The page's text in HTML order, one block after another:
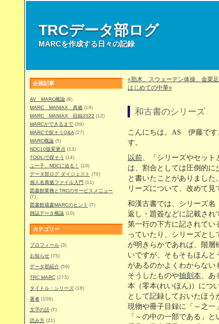
TRCデータ部ログ
MARCを作成する日々の記録
企画記事
AV MARC概論 (8)
MARC MANIAX 典拠 (16)
MARC MANIAX 目録2022 (12)
MARCができるまで (39)
MARCで探そうQ&A (27)
MARC概論 (5)
NDC10版変更点 (13)
TOOLiで探そう (14)
ぶー子、NDCに迫る！
(10)
データ部ログ ダイジェスト (70)
個人名典拠ファイル入門 (11)
図書館業務とTRCのサービスメニュー
(7)
図書館蔵書MARCのヒント (7)
雑誌データ概論 (10)
カテゴリー
プロフィール (3)
お知らせ (75)
データ部紹介 (59)
TRC MARC (273)
タイトル・シリーズ (18)
著者 (106)
文字の話 (7)
読み方 (21)
«肋木、スウェーデン体操、金栗
はじめての中華»
和古書のシリーズ
こんにちは。AS 伊藤です
す。
以前 、「シリーズやセッ
は、割合としては圧倒的
と書いたことがありまし
リーズについて、改めて
和漢古書では、シリーズ名
返し・題簽などに記載され
第一行の下方に記されてい
っていたり、シリーズと
が明きらかであれば、階
いですが、そもそもほん
があるのかよくわからない
そうしたものや抽刻本 、
本（零本(れいほん)）につ
として記録しておいたほ
現物や冊子目録に「～之一
「～の中の一部である」